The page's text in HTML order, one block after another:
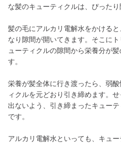
な髪のキューティクルは、ぴったり
髪の毛にアルカリ電解水をかける
なり隙間が開いてきます。そこに
ューティクルの隙間から栄養分が
す。
栄養が髪全体に行き渡ったら、弱
ィクルを元どおり引き締めます。
出ないよう、引き締まったキュー
です。
アルカリ電解水といっても、キュ